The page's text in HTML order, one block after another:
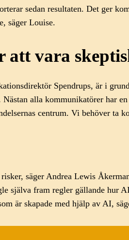
sedan resultaten. Det ger
säger Louise.
att vara
Spendrups, är i
alla kommunikatörer har
centrum. Vi behöver ta
säger Andrea Lewis
själva fram regler gällande hur
är skapade med hjälp av AI,